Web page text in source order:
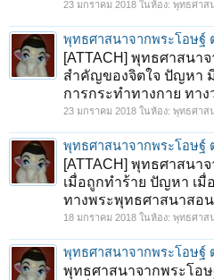
23 มกราคม 2018 ในห้อง: พุทธศาส
พุทธศาสนาจากพระโอษฐ์
[ATTACH] พุทธศาสนา
สำคัญของจิตใจ ปัญหา
การกระทำทางกาย ทา
23 มกราคม 2018 ในห้อง: พุทธศาส
พุทธศาสนาจากพระโอษฐ์
[ATTACH] พุทธศาสนา
เมื่อถูกทำร้าย ปัญหา เมื่
ทางพระพุทธศาสนาสอ
18 มกราคม 2018 ในห้อง: พุทธศาส
พุทธศาสนาจากพระโอษฐ์
พุทธศาสนาจากพระโอ